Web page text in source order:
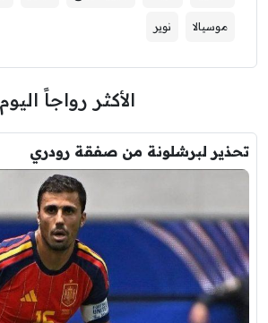
موسيالا نوير
الأكثر رواجاً اليوم
تحذير لبرشلونة من صفقة رودري